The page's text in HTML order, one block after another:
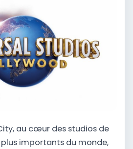
au cœur des studios de
importants du monde,